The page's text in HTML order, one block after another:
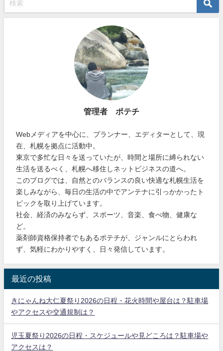
管理者 ポテチ
Webメディアを中心に、プランナー、エディターとして、現
在、札幌を拠点に活動中。
東京で多忙な日々を送っていたが、時間と場所に縛られない
生活を送るべく、札幌へ移住しネットビジネスの道へ。
このブログでは、自然とのバランスの良い快適な札幌生活を
楽しみながら、毎日の生活の中でアンテナに引っかかったト
ピックを取り上げています。
社会、経済のみならず、スポーツ、音楽、食べ物、健康な
ど。
薬剤師資格保持者でもあるポテチが、ジャンルにとらわれ
ず、気軽にわかりやすく、日々発信しています。
最近の投稿
きにゃんね大仁夏祭り2026の日程・花火時間や屋台は？駐車場
やアクセスや交通規制は？
児玉夏祭り2026の日程・スケジュールや見どころは？駐車場や
アクセスは？